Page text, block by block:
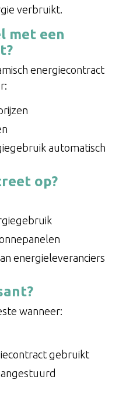
verbruikt.
met een
energiecontract
automatisch
op?
energieleveranciers
wanneer:
gebruikt